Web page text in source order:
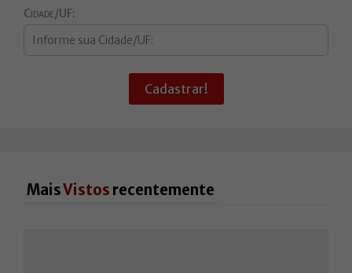
Cidade/UF:
Cadastrar!
MaisVistos recentemente